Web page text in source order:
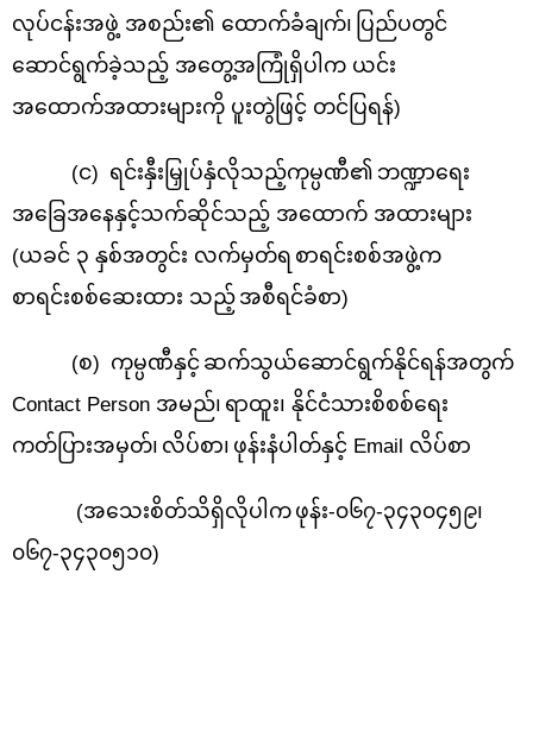
လုပ်ငန်းအဖွဲ့ အစည်း၏ ထောက်ခံချက်၊ ပြည်ပတွင်
ဆောင်ရွက်ခဲ့သည့် အတွေ့အကြုံရှိပါက ယင်း
အထောက်အထားများကို ပူးတွဲဖြင့် တင်ပြရန်)
(င) ရင်းနှီးမြှုပ်နှံလိုသည့်ကုမ္ပဏီ၏ ဘဏ္ဍာရေး
အခြေအနေနှင့်သက်ဆိုင်သည့် အထောက် အထားများ
(ယခင် ၃ နှစ်အတွင်း လက်မှတ်ရ စာရင်းစစ်အဖွဲ့က
စာရင်းစစ်ဆေးထား သည့် အစီရင်ခံစာ)
(စ) ကုမ္ပဏီနှင့် ဆက်သွယ်ဆောင်ရွက်နိုင်ရန်အတွက်
Contact Person အမည်၊ ရာထူး၊ နိုင်ငံသားစိစစ်ရေး
ကတ်ပြားအမှတ်၊ လိပ်စာ၊ ဖုန်းနံပါတ်နှင့် Email လိပ်စာ
(အသေးစိတ်သိရှိလိုပါက ဖုန်း-၀၆၇-၃၄၃၀၄၅၉၊
၀၆၇-၃၄၃၀၅၁၀)